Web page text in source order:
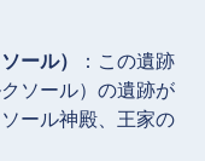
ール）
：この遺跡
ソール）の遺跡が
ール神殿、王家の